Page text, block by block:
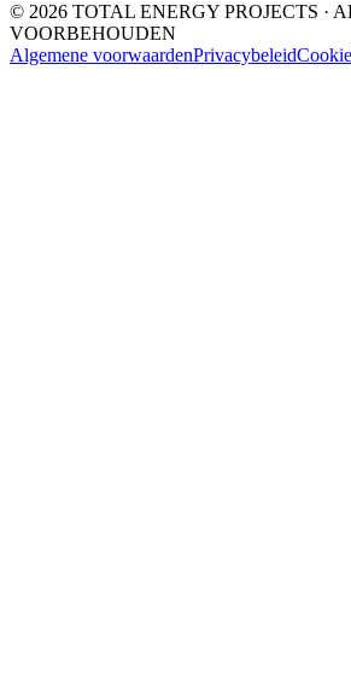
© 2026 TOTAL ENERGY PROJECTS ·
VOORBEHOUDEN
Algemene voorwaardenPrivacybeleid